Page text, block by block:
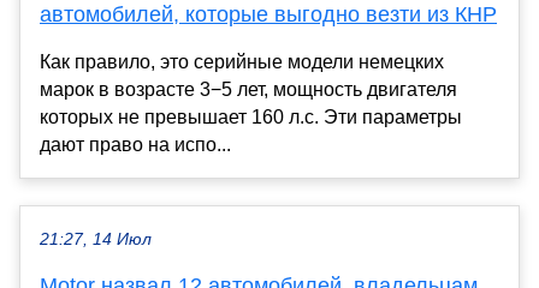
автомобилей, которые выгодно везти из КНР
Как правило, это серийные модели немецких
марок в возрасте 3−5 лет, мощность двигателя
которых не превышает 160 л.с. Эти параметры
дают право на испо...
21:27, 14 Июл